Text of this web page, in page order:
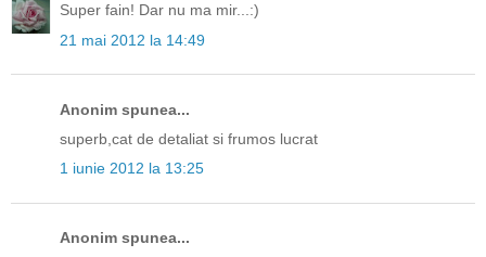
Super fain! Dar nu ma mir...:)
21 mai 2012 la 14:49
Anonim spunea...
superb,cat de detaliat si frumos lucrat
1 iunie 2012 la 13:25
Anonim spunea...